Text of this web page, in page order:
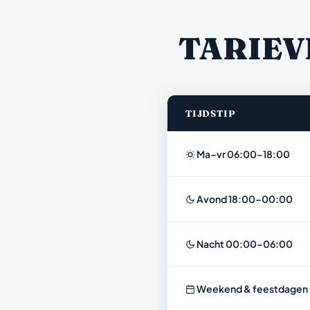
TIJDSTIP
Ma–vr 06:00–18:00
Avond 18:00–00:00
Nacht 00:00–06:00
Weekend & feestdagen